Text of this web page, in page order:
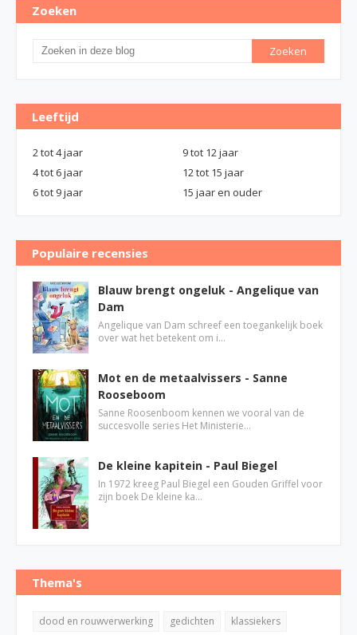
Zoeken
Leeftijd
2 tot 4 jaar
9 tot 12 jaar
4 tot 6 jaar
12 tot 15 jaar
6 tot 9 jaar
15 jaar en ouder
Populaire recensies
Blauw brengt ongeluk - Angelique van
Dam
Angelique van Dam schreef een toegankelijk boek
over wat het betekent om i…
Mot en de metaalvissers - Sanne
Rooseboom
Sanne Roosenboom kennen we vooral van de
succesvolle series Het Ministerie…
De kleine kapitein - Paul Biegel
In 1972 kreeg Paul Biegel een Gouden Griffel voor
zijn boek De kleine ka…
Thema's
dood en rouwverwerking gedichten klassiekers